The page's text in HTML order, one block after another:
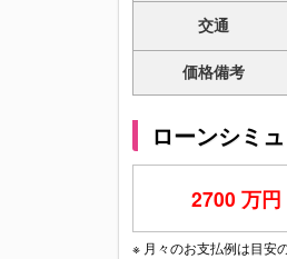
交通
価格備考
ローンシミ
2700 万円
※ 月々のお支払例は目安